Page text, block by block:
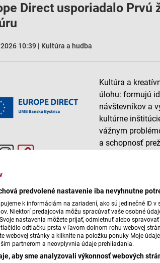
predvolené nastavenie iba nevyhnutne
k informáciám na zariadení, ako sú jedinečné ID v
Niektorí predajcovia môžu spracúvať vaše osobné
nastavenia môžete prijať, odmietnuť alebo
odtlačku prsta v ľavom dolnom rohu webovej
webovej stránky a kliknite na položku ponuky Moje
partnerom a neovplyvnia údaje prehliadania.
aby sme analyzovali výkonnosť webových
Direct usporiadalo Prvú
10:39 | Kultúra a hudba
Kultúra a
úlohu: formujú
návštevníkov a
kultúrne
vážnym
a schopnosť
Trnavského
grantovú
Europe Direct
kultúru I.